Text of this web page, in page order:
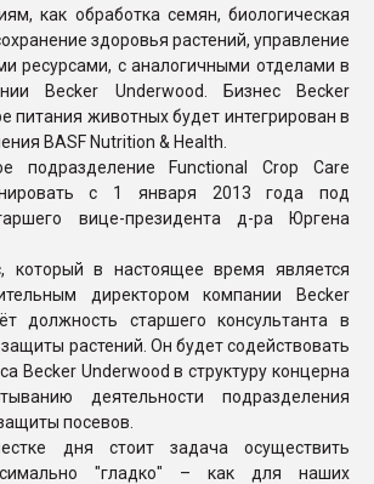
как обработка семян, биологическая
здоровья растений, управление
ресурсами, с аналогичными отделами в
Becker Underwood. Бизнес Becker
питания животных будет интегрирован в
BASF Nutrition & Health.
подразделение Functional Crop Care
с 1 января 2013 года под
вице-президента д-ра Юргена
который в настоящее время является
директором компании Becker
должность старшего консультанта в
растений. Он будет содействовать
Becker Underwood в структуру концерна
деятельности подразделения
посевов.
дня стоит задача осуществить
"гладко" – как для наших